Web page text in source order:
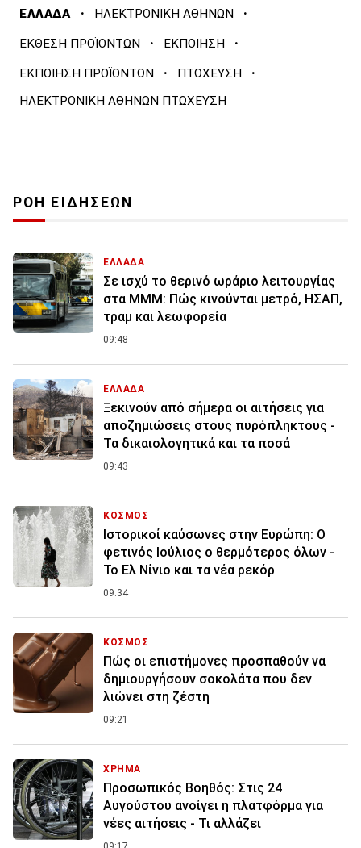
ΕΛΛΑΔΑ · ΗΛΕΚΤΡΟΝΙΚΗ ΑΘΗΝΩΝ ·
ΕΚΘΕΣΗ ΠΡΟΪΟΝΤΩΝ · ΕΚΠΟΙΗΣΗ ·
ΕΚΠΟΙΗΣΗ ΠΡΟΪΟΝΤΩΝ · ΠΤΩΧΕΥΣΗ ·
ΗΛΕΚΤΡΟΝΙΚΗ ΑΘΗΝΩΝ ΠΤΩΧΕΥΣΗ
ΡΟΗ ΕΙΔΗΣΕΩΝ
ΕΛΛΑΔΑ
Σε ισχύ το θερινό ωράριο λειτουργίας
στα ΜΜΜ: Πώς κινούνται μετρό, ΗΣΑΠ,
τραμ και λεωφορεία
09:48
ΕΛΛΑΔΑ
Ξεκινούν από σήμερα οι αιτήσεις για
αποζημιώσεις στους πυρόπληκτους -
Τα δικαιολογητικά και τα ποσά
09:43
ΚΟΣΜΟΣ
Ιστορικοί καύσωνες στην Ευρώπη: Ο
φετινός Ιούλιος ο θερμότερος όλων -
Το Ελ Νίνιο και τα νέα ρεκόρ
09:34
ΚΟΣΜΟΣ
Πώς οι επιστήμονες προσπαθούν να
δημιουργήσουν σοκολάτα που δεν
λιώνει στη ζέστη
09:21
ΧΡΗΜΑ
Προσωπικός Βοηθός: Στις 24
Αυγούστου ανοίγει η πλατφόρμα για
νέες αιτήσεις - Τι αλλάζει